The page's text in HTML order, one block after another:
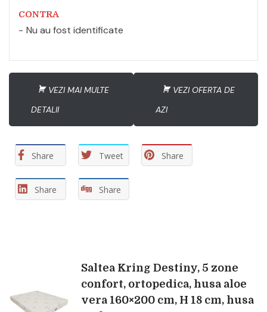
CONTRA
Nu au fost identificate
VEZI MAI MULTE
DETALII
VEZI OFERTA DE
AZI
Share Tweet Share
Share Share
NavigareSaltea Kring Destiny, 5 zone
confort, ortopedica, husa aloe
vera 160×200 cm, H 18 cm, husa